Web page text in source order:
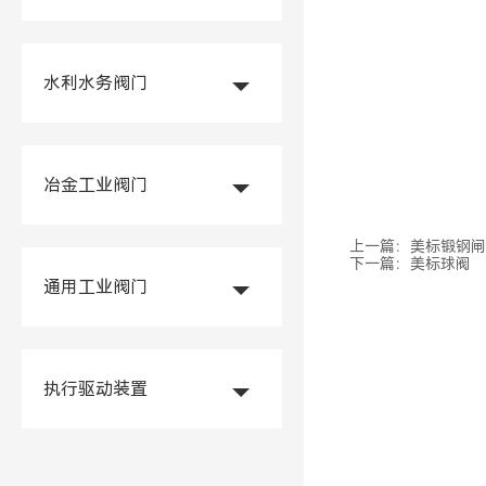
水利水务阀门
冶金工业阀门
通用工业阀门
执行驱动装置
上一篇： 美标锻钢
下一篇： 美标球阀